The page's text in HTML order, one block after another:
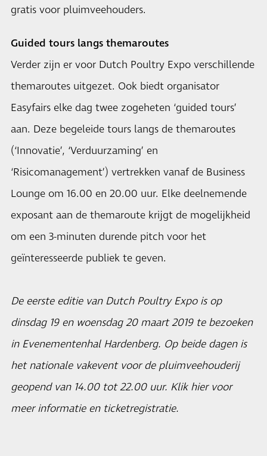
gratis voor pluimveehouders.
Guided tours langs themaroutes
Verder zijn er voor Dutch Poultry Expo verschillende
themaroutes uitgezet. Ook biedt organisator
Easyfairs elke dag twee zogeheten ‘guided tours’
aan. Deze begeleide tours langs de themaroutes
(‘Innovatie’, ‘Verduurzaming’ en
‘Risicomanagement’) vertrekken vanaf de Business
Lounge om 16.00 en 20.00 uur. Elke deelnemende
exposant aan de themaroute krijgt de mogelijkheid
om een 3-minuten durende pitch voor het
geïnteresseerde publiek te geven.
De eerste editie van Dutch Poultry Expo is op
dinsdag 19 en woensdag 20 maart 2019 te bezoeken
in Evenementenhal Hardenberg. Op beide dagen is
het nationale vakevent voor de pluimveehouderij
geopend van 14.00 tot 22.00 uur. Klik hiervoor
meer informatie en ticketregistratie.